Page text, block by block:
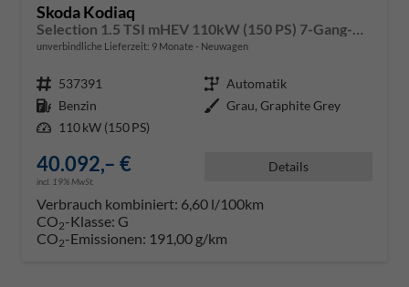
Skoda Kodiaq
unverbindliche Lieferzeit: 9 Monate Neuwagen
Fahrzeugnr. 537391 Getriebe Automatik
Kraftstoff Benzin Außenfarbe Grau, Graphite Grey
Leistung 110 kW (150 PS)
40.092,– €
incl. 19% MwSt.
Details
Verbrauch kombiniert: 6,60 l/100km
CO2-Klasse: G
CO2-Emissionen: 191,00 g/km